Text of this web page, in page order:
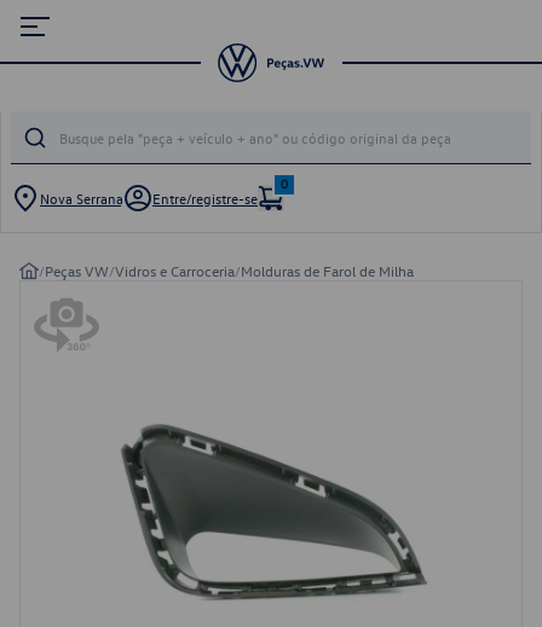
Nova Serrana Entre/registre-se
0
/Peças VW/Vidros e Carroceria/Molduras de Farol de Milha